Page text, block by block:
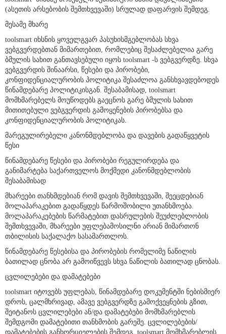
toolsmart წინაშე არსებული ნებისმიერი სახის დავალიანების
(ასეთის არსებობის შემთხვევაში) სრულად დაფარვის შემდეგ.
მესამე მხარე
toolsmart იხსნის ყოველგვარ პასუხისმგებლობას სხვა
ვებგვერდებთან მიმართებით, რომლებიც შესაძლებელია გარე
ბმულის სახით განთავსებული იყოს toolsmart -ს ვებგვერდზე. სხვა
ვებგვერდის შინაარსი, წესები და პირობები,
კონფიდენციალურობის პოლიტიკა შესაძლოა განსხვავდებოდეს
წინამდებარე პოლიტიკისგან. შესაბამისად, toolsmart
მომხმარებელს მოუწოდებს გაეცნოს გარე ბმულის სახით
მითითებული ვებგვერდის გამოყენების პირობებსა და
კონფიდენციალურობის პოლიტიკას.
მარეგულირებელი კანონმდებლობა და დავების გადაწყვეტის
წესი
წინამდებარე წესები და პირობები რეგულირდება და
განიმარტება საქართველოს მოქმედი კანონმდებლობის
შესაბამისად
მხარეები თანხმდებიან რომ დავის შემთხვევაში, შეეცდებიან
მოლაპარაკებით გადაწყდეს წარმოშობილი უთანხმოება.
მოლაპარაკებების წარმატებით დასრულების შეუძლებლობის
შემთხვევაში, მხარეები უფლებამოსილნი არიან მიმართონ
თბილისის საქალაქო სასამართლოს.
წინამდებარე წესებისა და პირობების რომელიმე ნაწილის
ბათილად ცნობა არ გამოიწვევს სხვა ნაწილის ბათილად ცნობას.
ცვლილებები და დამატებები
toolsmart იტოვებს უფლებას, წინამდებარე დოკუმენტში ნებისმიერ
დროს, ცალმხრივად, ამავე ვებგვერდზე გამოქვეყნების გზით,
შეიტანოს ცვლილებები ან/და დამატებები მომხმარებლის
შემდგომი დამატებითი თანხმობის გარეშე. ცვლილებების/